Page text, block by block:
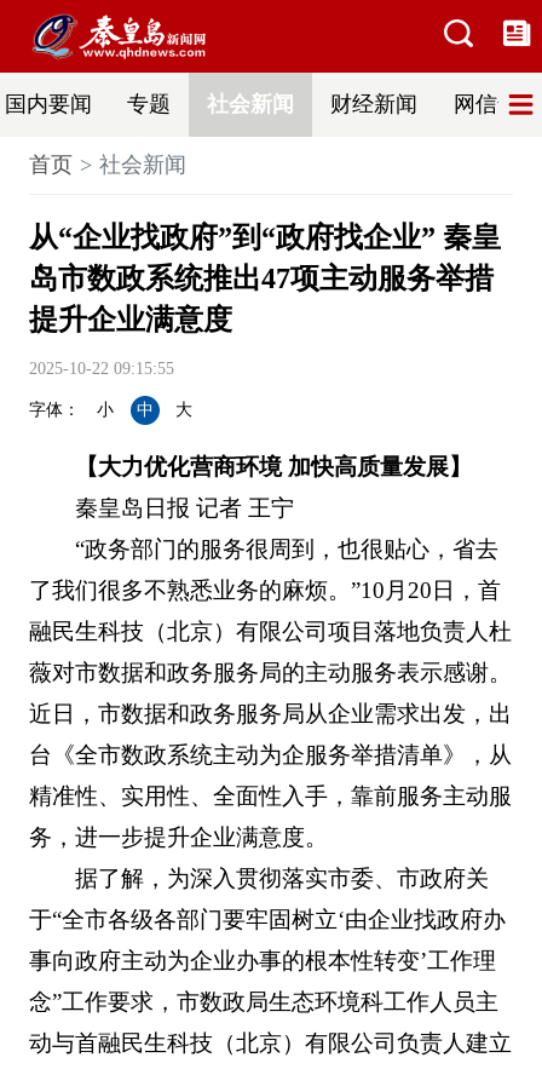
国内要闻 专题 社会新闻 财经新闻 网信普法
首页 社会新闻
从“企业找政府”到“政府找企业” 秦皇
岛市数政系统推出47项主动服务举措
提升企业满意度
2025-10-22 09:15:55
字体： 小 中 大
【大力优化营商环境 加快高质量发展】
秦皇岛日报 记者 王宁
“政务部门的服务很周到，也很贴心，省去
了我们很多不熟悉业务的麻烦。”10月20日，首
融民生科技（北京）有限公司项目落地负责人杜
薇对市数据和政务服务局的主动服务表示感谢。
近日，市数据和政务服务局从企业需求出发，出
台《全市数政系统主动为企服务举措清单》，从
精准性、实用性、全面性入手，靠前服务主动服
务，进一步提升企业满意度。
据了解，为深入贯彻落实市委、市政府关
于“全市各级各部门要牢固树立‘由企业找政府办
事向政府主动为企业办事的根本性转变’工作理
念”工作要求，市数政局生态环境科工作人员主
动与首融民生科技（北京）有限公司负责人建立